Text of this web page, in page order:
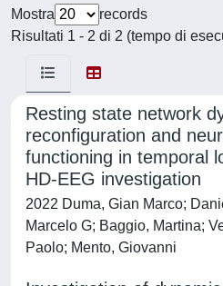
Mostra
records
Risultati 1 - 2 di 2 (tempo di
Resting state network
reconfiguration and
functioning in temporal
HD-EEG investigation
2022 Duma, Gian Marco;
Marcelo G; Baggio, Martina;
Paolo; Mento, Giovanni